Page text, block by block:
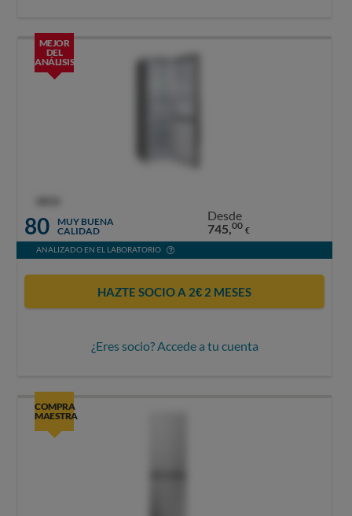
MEJOR
DEL
ANÁLISIS
80
MUY BUENA
CALIDAD
Desde
745,00 €
ANALIZADO EN EL LABORATORIO
HAZTE SOCIO A 2€ 2 MESES
¿Eres socio? Accede a tu cuenta
COMPRA
MAESTRA